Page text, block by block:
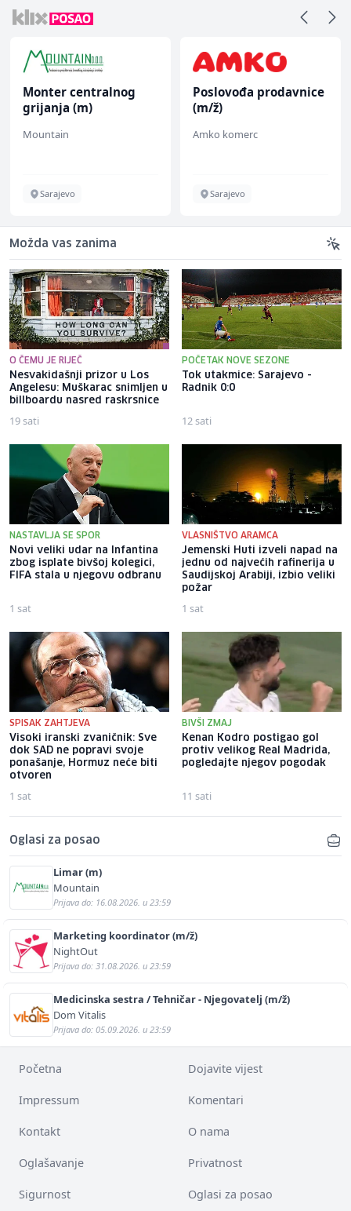
Monter centralnog
grijanja (m)
Mountain
Sarajevo
Poslovođa prodavnice
(m/ž)
Amko komerc
Sarajevo
Možda vas zanima
O ČEMU JE RIJEČ
Nesvakidašnji prizor u Los
Angelesu: Muškarac snimljen u
billboardu nasred raskrsnice
19 sati
POČETAK NOVE SEZONE
Tok utakmice: Sarajevo -
Radnik 0:0
12 sati
NASTAVLJA SE SPOR
Novi veliki udar na Infantina
zbog isplate bivšoj kolegici,
FIFA stala u njegovu odbranu
1 sat
VLASNIŠTVO ARAMCA
Jemenski Huti izveli napad na
jednu od najvećih rafinerija u
Saudijskoj Arabiji, izbio veliki
požar
1 sat
SPISAK ZAHTJEVA
Visoki iranski zvaničnik: Sve
dok SAD ne popravi svoje
ponašanje, Hormuz neće biti
otvoren
1 sat
BIVŠI ZMAJ
Kenan Kodro postigao gol
protiv velikog Real Madrida,
pogledajte njegov pogodak
11 sati
Oglasi za posao
Limar (m)
Mountain
Prijava do: 16.08.2026. u 23:59
Marketing koordinator (m/ž)
NightOut
Prijava do: 31.08.2026. u 23:59
Medicinska sestra / Tehničar - Njegovatelj (m/ž)
Dom Vitalis
Prijava do: 05.09.2026. u 23:59
Početna Dojavite vijest
Impressum Komentari
Kontakt O nama
Oglašavanje Privatnost
Sigurnost Oglasi za posao